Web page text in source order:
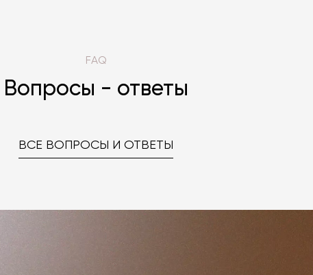
FAQ
Вопросы - ответы
ВСЕ ВОПРОСЫ И ОТВЕТЫ